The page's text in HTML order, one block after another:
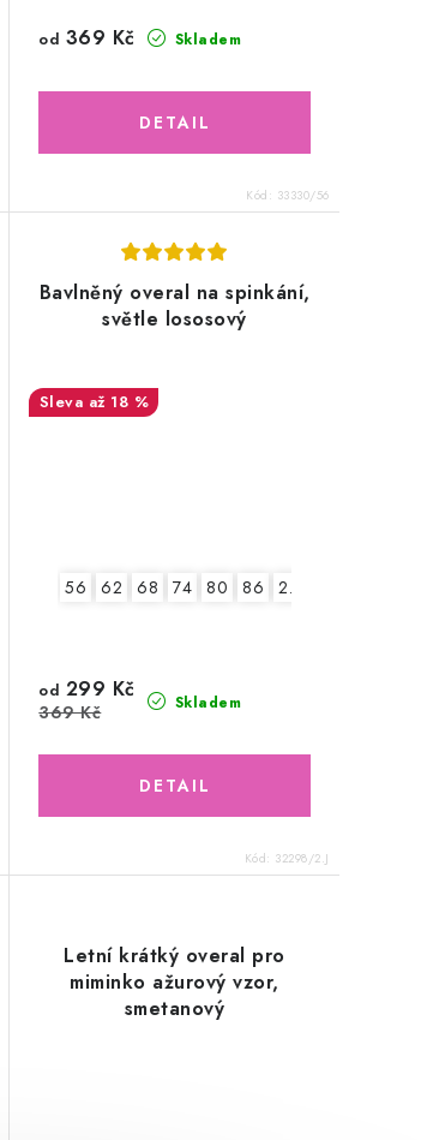
Skladem
od 369 Kč
Kód: 33330/56
Bavlněný overal na spinkání,
světle lososový
až 18 %
56 62 68 74 80 86 2.jakost v.56
Skladem
od 299 Kč
369 Kč
Kód: 32298/2.J
Letní krátký overal pro
miminko ažurový vzor,
smetanový